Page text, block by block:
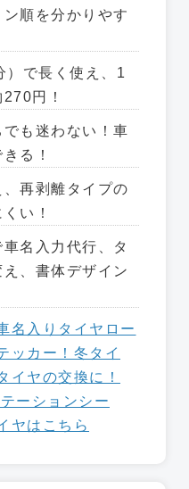
順を分かりやす
）で長く使え、1
円！
も迷わない！車
る！
再剥離タイプの
い！
名入力代行、タ
、書体デザイン
名入りタイヤロー
ッカー！冬タイ
イヤの交換に！
ーションシー
ヤはこちら